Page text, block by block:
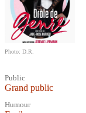
Photo: D.R.
Public
Grand public
Humour